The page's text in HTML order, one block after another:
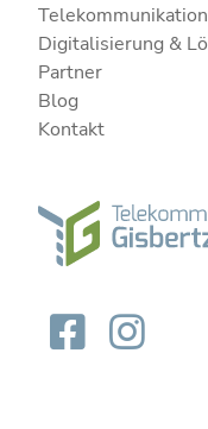
Telekommunikation
Digitalisierung &
Partner
Blog
Kontakt